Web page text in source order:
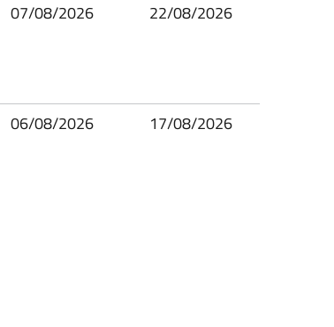
07/08/2026 22/08/2026
06/08/2026 17/08/2026